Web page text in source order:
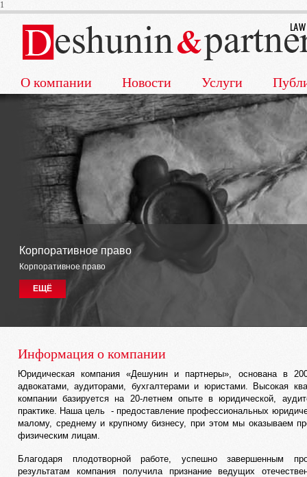
1
О компании Новости Услуги
Корпоративное право
Корпоративное право
ЕЩЁ
Информация о компании
Юридическая компания «Дешунин и партнеры», основана в
адвокатами, аудиторами, бухгалтерами и юристами. Высокая
компании базируется на 20-летнем опыте в юридической,
практике. Наша цель - предоставление профессиональных
малому, среднему и крупному бизнесу, при этом мы оказываем
физическим лицам.
Благодаря плодотворной работе, успешно завершенным
результатам компания получила признание ведущих